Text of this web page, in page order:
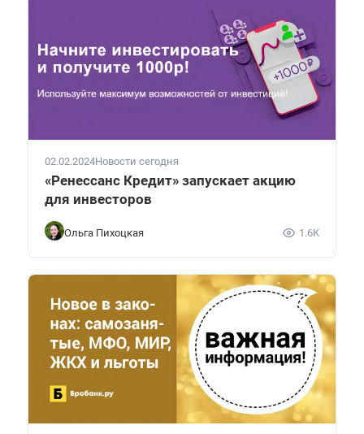
02.02.2024Новости сегодня
«Ренессанс Кредит» запускает акцию
для инвесторов
Ольга Пихоцкая 1.6K